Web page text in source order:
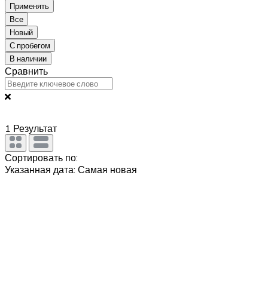
Применять
Все
Новый
С пробегом
В наличии
Сравнить
1 Результат
Сортировать по:
Указанная дата: Самая новая